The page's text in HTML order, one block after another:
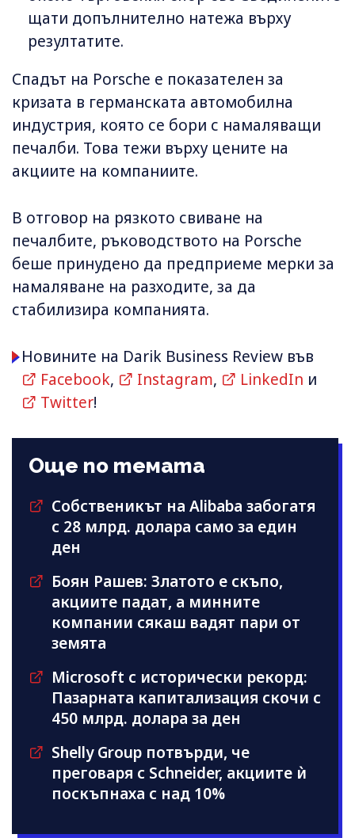
щати допълнително натежа върху
резултатите.
Спадът на Porsche е показателен за
кризата в германската автомобилна
индустрия, която се бори с намаляващи
печалби. Това тежи върху цените на
акциите на компаниите.
В отговор на рязкото свиване на
печалбите, ръководството на Porsche
беше принудено да предприеме мерки за
намаляване на разходите, за да
стабилизира компанията.
Новините на Darik Business Review във
Facebook, Instagram, LinkedIn и
Twitter!
Още по темата
Собственикът на Alibaba забогатя
с 28 млрд. долара само за един
ден
Боян Рашев: Златото е скъпо,
акциите падат, а минните
компании сякаш вадят пари от
земята
Microsoft с исторически рекорд:
Пазарната капитализация скочи с
450 млрд. долара за ден
Shelly Group потвърди, че
преговаря с Schneider, акциите ѝ
поскъпнаха с над 10%